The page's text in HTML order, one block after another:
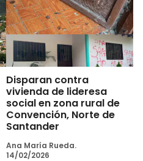
Disparan contra
vivienda de lideresa
social en zona rural de
Convención, Norte de
Santander
Ana María Rueda.
14/02/2026